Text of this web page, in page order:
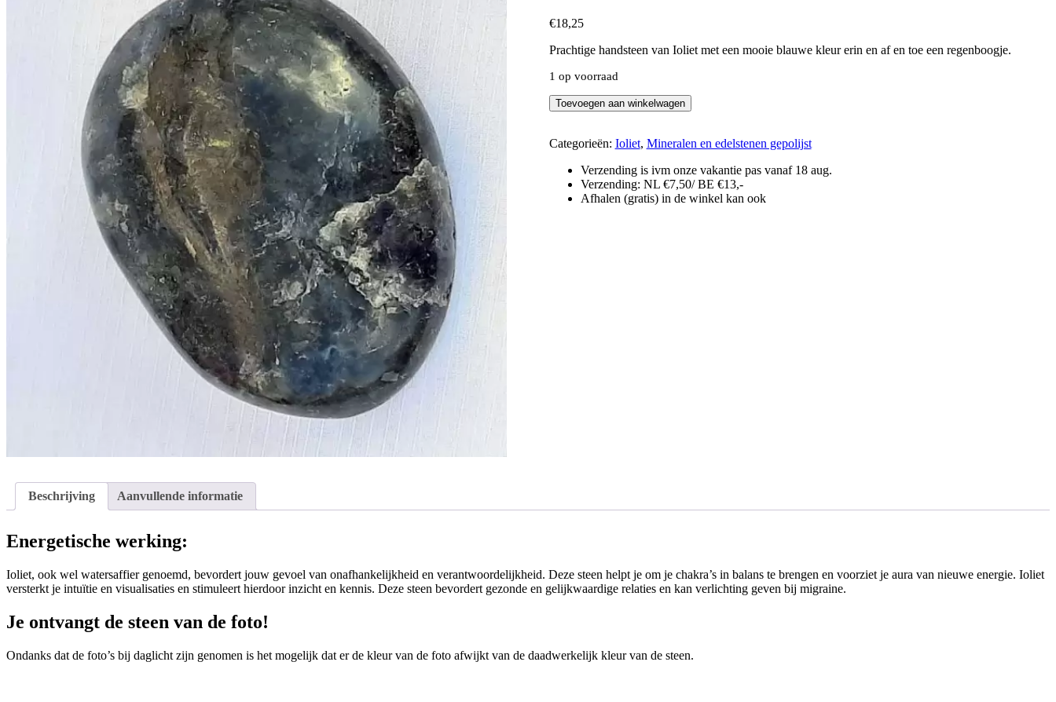
€18,25
Prachtige handsteen van Ioliet met een mooie blauwe kleur erin en af en toe een regenboogje.
1 op voorraad
Ioliet
-
aantal
Toevoegen aan winkelwagen
Categorieën: Ioliet, Mineralen en edelstenen gepolijst
Verzending is ivm onze vakantie pas vanaf 18 aug.
Verzending: NL €7,50/ BE €13,-
Afhalen (gratis) in de winkel kan ook
Beschrijving Aanvullende informatie
Energetische werking:
Ioliet, ook wel watersaffier genoemd, bevordert jouw gevoel van onafhankelijkheid en verantwoordelijkheid. Deze steen helpt je om je chakra’s in balans te brengen en voorziet je aura van nieuwe energie. Ioliet
versterkt je intuïtie en visualisaties en stimuleert hierdoor inzicht en kennis. Deze steen bevordert gezonde en gelijkwaardige relaties en kan verlichting geven bij migraine.
Je ontvangt de steen van de foto!
Ondanks dat de foto’s bij daglicht zijn genomen is het mogelijk dat er de kleur van de foto afwijkt van de daadwerkelijk kleur van de steen.